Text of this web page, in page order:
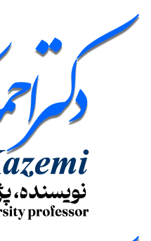
پرش
به
محتوا